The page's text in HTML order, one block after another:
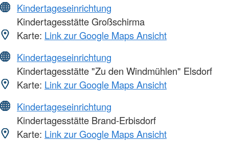
Kindertageseinrichtung
Kindertagesstätte Großschirma
Karte: Link zur Google Maps Ansicht
Kindertageseinrichtung
Kindertagesstätte "Zu den Windmühlen" Elsdorf
Karte: Link zur Google Maps Ansicht
Kindertageseinrichtung
Kindertagesstätte Brand-Erbisdorf
Karte: Link zur Google Maps Ansicht